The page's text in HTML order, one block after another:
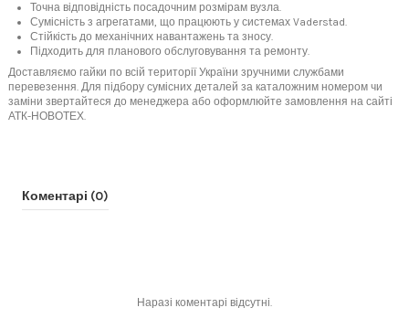
Точна відповідність посадочним розмірам вузла.
Сумісність з агрегатами, що працюють у системах Vaderstad.
Стійкість до механічних навантажень та зносу.
Підходить для планового обслуговування та ремонту.
Доставляємо гайки по всій території України зручними службами
перевезення. Для підбору сумісних деталей за каталожним номером чи
заміни звертайтеся до менеджера або оформлюйте замовлення на сайті
АТК-НОВОТЕХ.
Коментарі (0)
Наразі коментарі відсутні.